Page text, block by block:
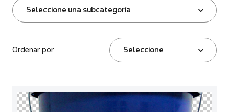
Seleccione una subcategoría
Ordenar por Seleccione